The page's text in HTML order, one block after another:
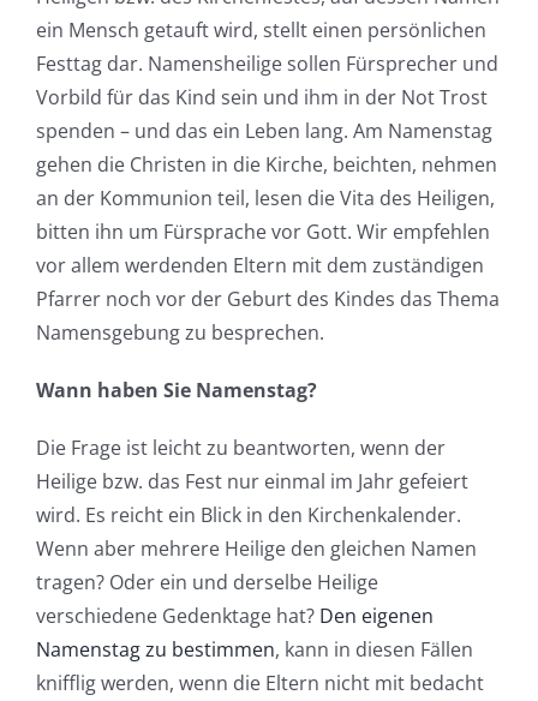
ein Mensch getauft wird, stellt einen persönlichen
Festtag dar. Namensheilige sollen Fürsprecher und
Vorbild für das Kind sein und ihm in der Not Trost
spenden – und das ein Leben lang. Am Namenstag
gehen die Christen in die Kirche, beichten, nehmen
an der Kommunion teil, lesen die Vita des Heiligen,
bitten ihn um Fürsprache vor Gott. Wir empfehlen
vor allem werdenden Eltern mit dem zuständigen
Pfarrer noch vor der Geburt des Kindes das Thema
Namensgebung zu besprechen.
Wann haben Sie Namenstag?
Die Frage ist leicht zu beantworten, wenn der
Heilige bzw. das Fest nur einmal im Jahr gefeiert
wird. Es reicht ein Blick in den Kirchenkalender.
Wenn aber mehrere Heilige den gleichen Namen
tragen? Oder ein und derselbe Heilige
verschiedene Gedenktage hat? Den eigenen
Namenstag zu bestimmen, kann in diesen Fällen
knifflig werden, wenn die Eltern nicht mit bedacht